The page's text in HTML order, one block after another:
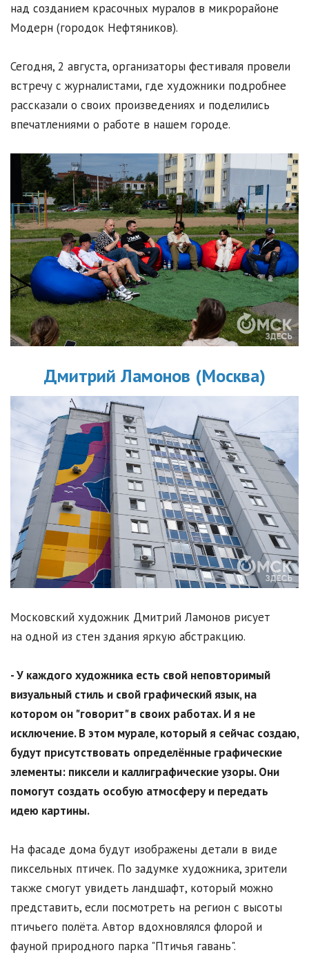
над созданием красочных муралов в микрорайоне
Модерн (городок Нефтяников).
Сегодня, 2 августа, организаторы фестиваля провели
встречу с журналистами, где художники подробнее
рассказали о своих произведениях и поделились
впечатлениями о работе в нашем городе.
Дмитрий Ламонов (Москва)
Московский художник Дмитрий Ламонов рисует
на одной из стен здания яркую абстракцию.
- У каждого художника есть свой неповторимый
визуальный стиль и свой графический язык, на
котором он "говорит" в своих работах. И я не
исключение. В этом мурале, который я сейчас создаю,
будут присутствовать определённые графические
элементы: пиксели и каллиграфические узоры. Они
помогут создать особую атмосферу и передать
идею картины.
На фасаде дома будут изображены детали в виде
пиксельных птичек. По задумке художника, зрители
также смогут увидеть ландшафт, который можно
представить, если посмотреть на регион с высоты
птичьего полёта. Автор вдохновлялся флорой и
фауной природного парка "Птичья гавань".